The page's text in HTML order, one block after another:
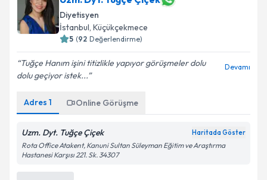
Diyetisyen
İstanbul, Küçükçekmece
5 (92 Değerlendirme)
Tuğçe Hanım işini titizlikle yapıyor görüşmeler dolu
dolu geçiyor istek...
Devamı
Adres 1 Online Görüşme
Uzm. Dyt. Tuğçe Çiçek Haritada Göster
Rota Office Atakent, Kanuni Sultan Süleyman Eğitim ve Araştırma
Hastanesi Karşısı 221. Sk. 34307